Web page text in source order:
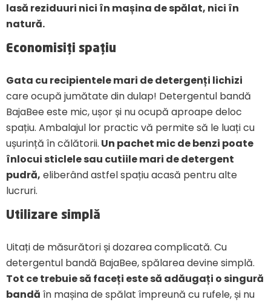
lasă reziduuri nici în mașina de spălat, nici în
natură.
Economisiți spațiu
Gata cu recipientele mari de detergenți lichizi
care ocupă jumătate din dulap! Detergentul bandă
BajaBee este mic, ușor și nu ocupă aproape deloc
spațiu. Ambalajul lor practic vă permite să le luați cu
ușurință în călătorii. Un pachet mic de benzi poate
înlocui sticlele sau cutiile mari de detergent
pudră, eliberând astfel spațiu acasă pentru alte
lucruri.
Utilizare simplă
Uitați de măsurători și dozarea complicată. Cu
detergentul bandă BajaBee, spălarea devine simplă.
Tot ce trebuie să faceți este să adăugați o singură
bandă în mașina de spălat împreună cu rufele, și nu